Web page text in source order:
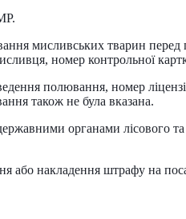
мисливських тварин
номер контрольної
полювання, номер
також не була вказана.
органами лісового
або накладення штрафу на